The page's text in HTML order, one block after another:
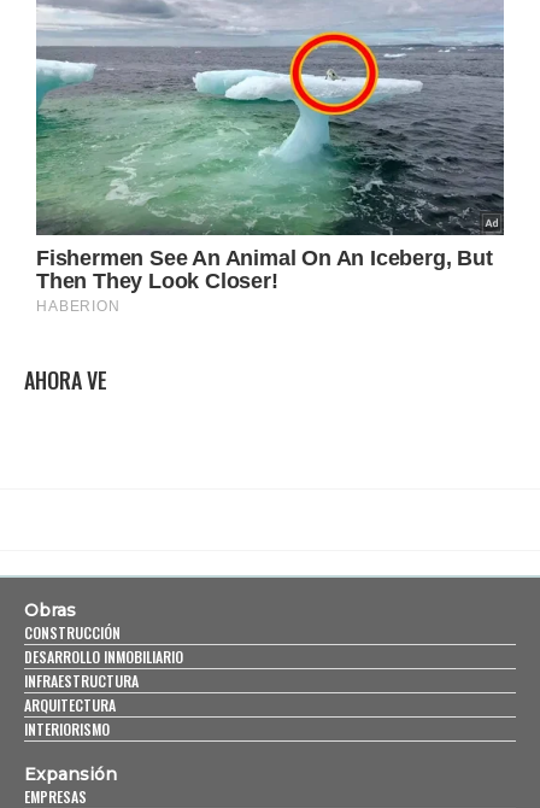
AHORA VE
Obras
CONSTRUCCIÓN
DESARROLLO INMOBILIARIO
INFRAESTRUCTURA
ARQUITECTURA
INTERIORISMO
Expansión
EMPRESAS